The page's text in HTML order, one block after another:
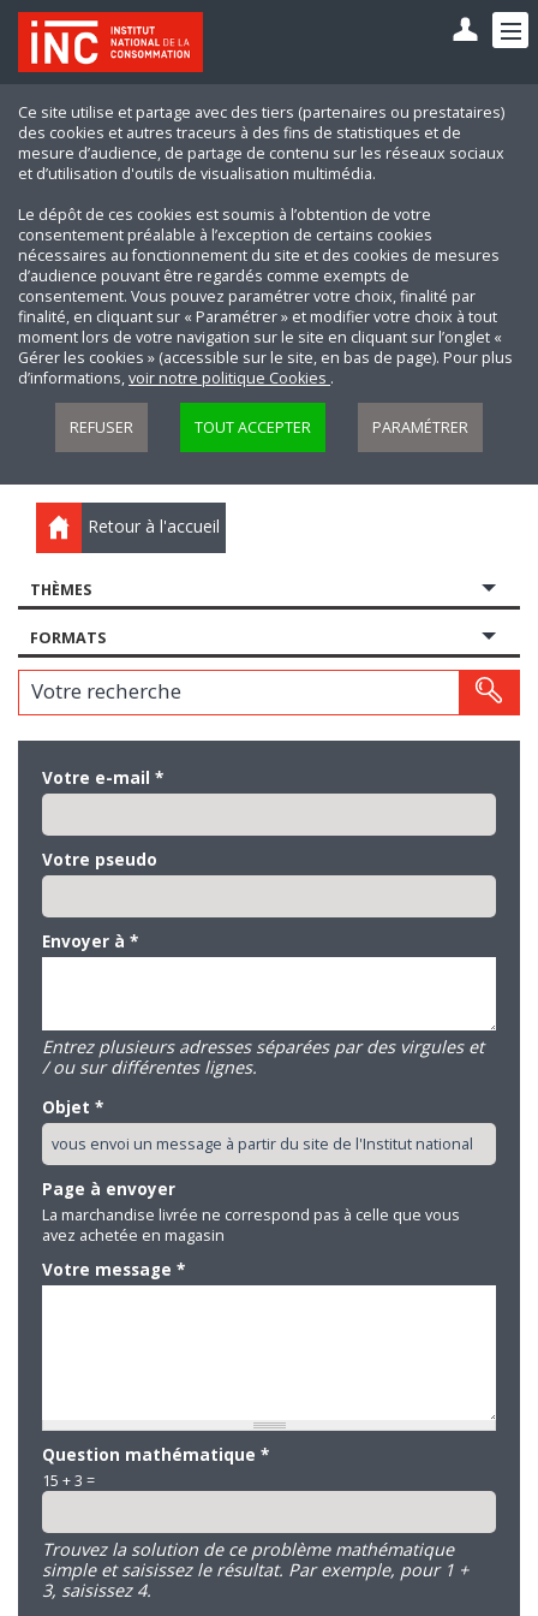
Ce site utilise et partage avec des tiers (partenaires ou prestataires)
des cookies et autres traceurs à des fins de statistiques et de
mesure d’audience, de partage de contenu sur les réseaux sociaux
et d’utilisation d'outils de visualisation multimédia.
Le dépôt de ces cookies est soumis à l’obtention de votre
consentement préalable à l’exception de certains cookies
nécessaires au fonctionnement du site et des cookies de mesures
d’audience pouvant être regardés comme exempts de
consentement. Vous pouvez paramétrer votre choix, finalité par
finalité, en cliquant sur « Paramétrer » et modifier votre choix à tout
moment lors de votre navigation sur le site en cliquant sur l’onglet «
Gérer les cookies » (accessible sur le site, en bas de page). Pour plus
d’informations,voir notre politique Cookies .
REFUSER TOUT ACCEPTER PARAMÉTRER
Retour à l'accueil
THÈMES
FORMATS
Votre recherche
Votre e-mail *
Votre pseudo
Envoyer à *
Entrez plusieurs adresses séparées par des virgules et
/ ou sur différentes lignes.
Objet *
Page à envoyer
La marchandise livrée ne correspond pas à celle que vous
avez achetée en magasin
Votre message *
Question mathématique *
15 + 3 =
Trouvez la solution de ce problème mathématique
simple et saisissez le résultat. Par exemple, pour 1 +
3, saisissez 4.